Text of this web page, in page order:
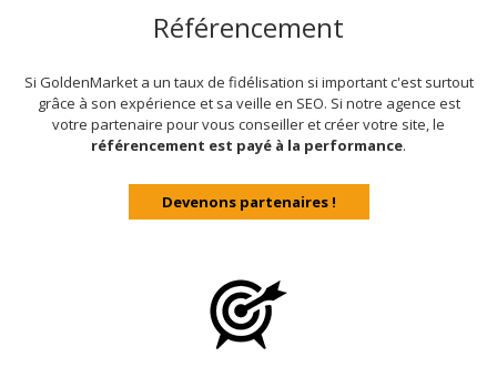
Référencement
Si GoldenMarket a un taux de fidélisation si important c'est surtout
grâce à son expérience et sa veille en SEO. Si notre agence est
votre partenaire pour vous conseiller et créer votre site, le
référencement est payé à la performance.
Devenons partenaires !